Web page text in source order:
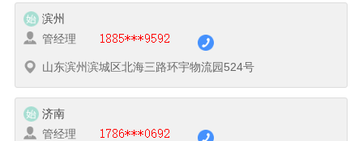
滨州
管经理
山东滨州滨城区北海三路环宇物流园524号
济南
管经理